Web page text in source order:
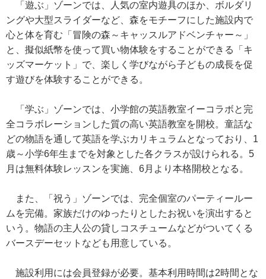
「遊ぶ」ゾーンでは、人気の室内遊具のほか、ボルダリ
ングや大型スライダーなど、森をモチーフにした施設内で
心と体を育む「冒険の森～キャッスルアドベンチャー～」
と、擬似紙幣を使って買い物体験をすることができる「キ
ッズマーケット」で、楽しく学びながら子どもの成長を促
す遊びを体験することができる。
「学ぶ」ゾーンでは、小学館の英語教室イーコラボと完
全コラボレーションした質の高い英語教室を開校。童話な
どの物語を通して英語を学ぶカリキュラムとなっており、1
歳～小学6年生までを対象とした各クラスが設けられる。5
月は無料体験レッスンを実施、6月より本格開校となる。
また、「祝う」ゾーンでは、完全個室のパーティールー
ムを完備。家族だけのゆったりとしたお祝いを演出すると
いう。物語の主人公の貸しコスチュームなどがついてくる
バースデーセットなども用意している。
施設利用には会員登録が必要。基本利用時間は2時間とな